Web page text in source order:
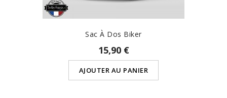
Sac À Dos Biker
15,90 €
AJOUTER AU PANIER